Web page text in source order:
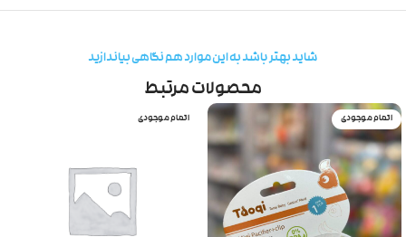
شاید بهتر باشد به این موارد هم نگاهی بیاندازید
محصولات مرتبط
اتمام موجودی اتمام موجودی